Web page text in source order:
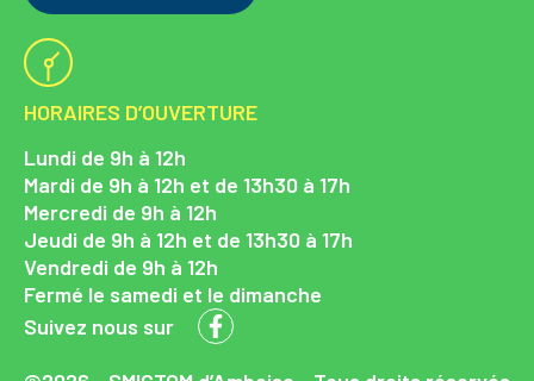
HORAIRES D’OUVERTURE
Lundi de 9h à 12h
Mardi de 9h à 12h et de 13h30 à 17h
Mercredi de 9h à 12h
Jeudi de 9h à 12h et de 13h30 à 17h
Vendredi de 9h à 12h
Fermé le samedi et le dimanche
Suivez nous sur